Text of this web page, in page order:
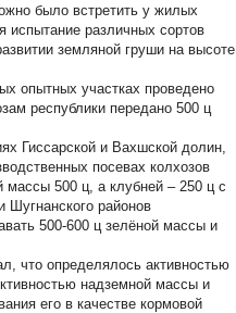
было встретить у жилых
различных сортов
земляной груши на высоте
опытных участках проведено
республики передано 500 ц
Гиссарской и Вахшской долин,
посевах колхозов
массы 500 ц, а клубней – 250 ц с
Шугнанского районов
500-600 ц зелёной массы и
что определялось активностью
надземной массы и
его в качестве кормовой